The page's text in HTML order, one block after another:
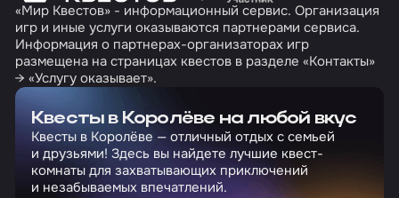
«Мир Квестов» - информационный сервис. Организация
игр и иные услуги оказываются партнерами сервиса.
Информация о партнерах-организаторах игр
размещена на страницах квестов в разделе «Контакты»
→ «Услугу оказывает».
Квесты в Королёве на любой вкус
Квесты в Королёве — отличный отдых с семьей
и друзьями! Здесь вы найдете лучшие квест-
комнаты для захватывающих приключений
и незабываемых впечатлений.